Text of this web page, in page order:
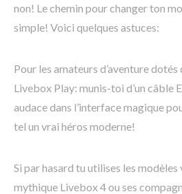
non! Le chemin pour changer ton
simple! Voici quelques astuces:
Pour les amateurs d’aventure dotés
Livebox Play: munis-toi d’un câble
audace dans l’interface magique
tel un vrai héros moderne!
Si par hasard tu utilises les
mythique Livebox 4 ou ses